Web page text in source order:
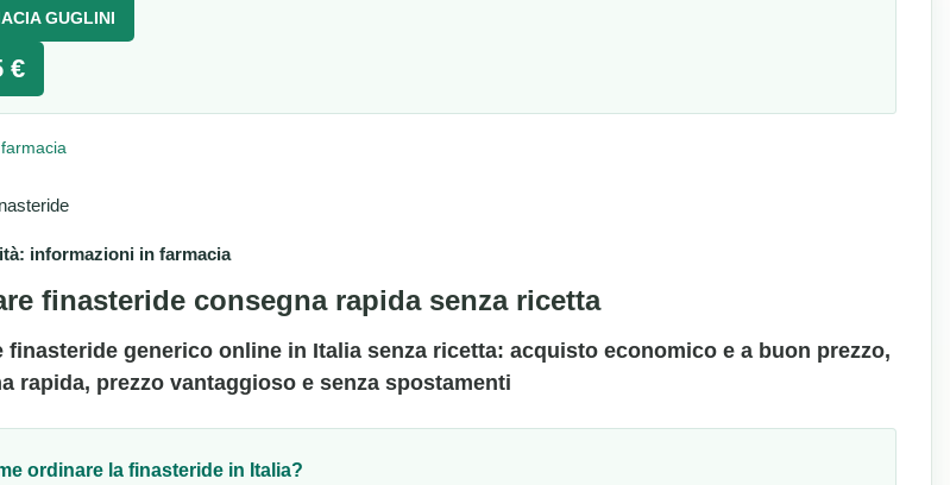
GUGLINI
€
informazioni in farmacia
finasteride consegna rapida senza ricetta
finasteride generico online in Italia senza ricetta: acquisto economico e a buon prezzo,
rapida, prezzo vantaggioso e senza spostamenti
ordinare la finasteride in Italia?